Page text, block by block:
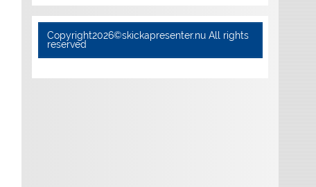
Copyright2026©skickapresenter.nu All rights
reserved